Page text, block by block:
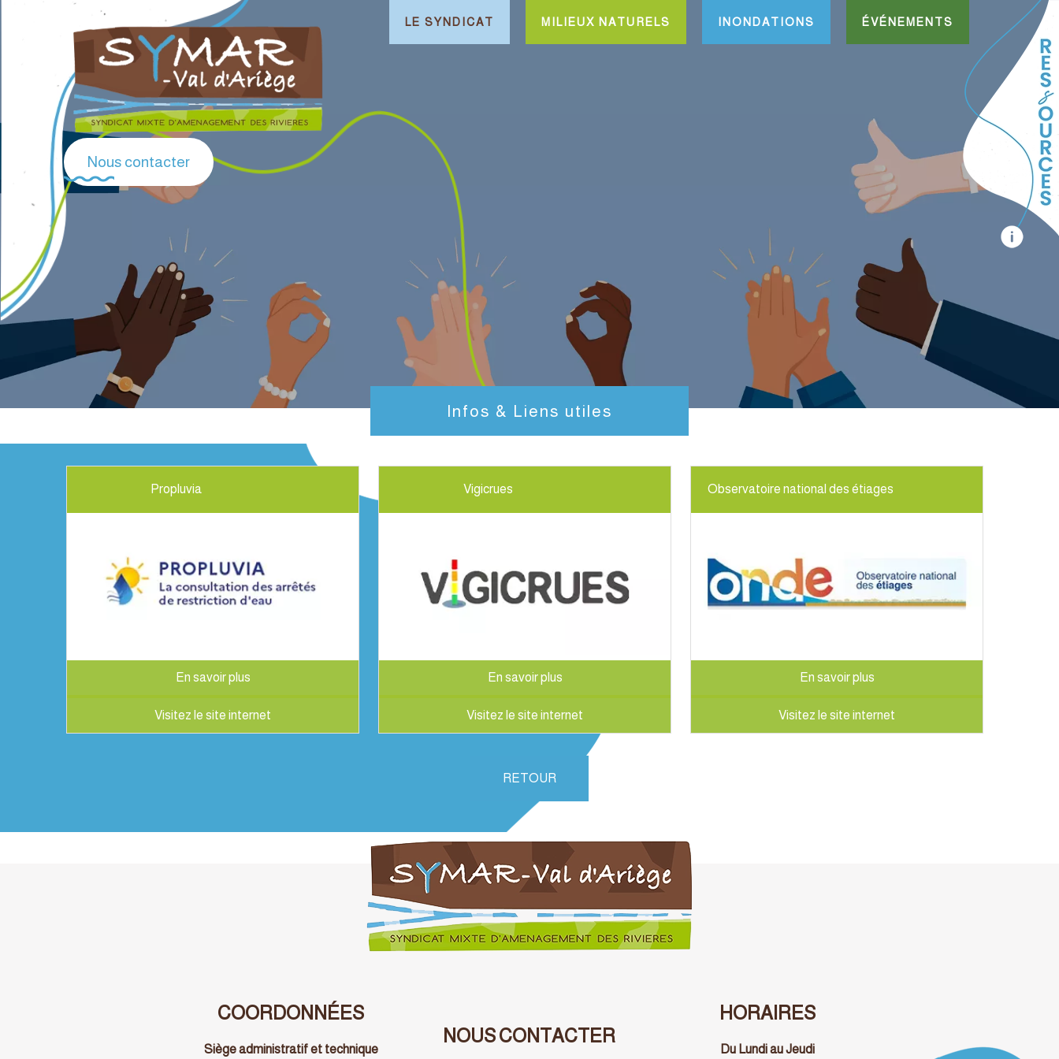
Nous contacter
LE SYNDICAT MILIEUX NATURELS INONDATIONS ÉVÉNEMENTS
Infos & Liens utiles
Propluvia Vigicrues Observatoire national des étiages
RETOUR
COORDONNÉES
Siège administratif et technique
NOUS CONTACTER
HORAIRES
Du Lundi au Jeudi